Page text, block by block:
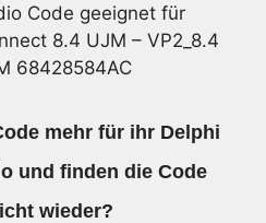
Code geeignet für
8.4 UJM – VP2_8.4
68428584AC
mehr für ihr Delphi
und finden die Code
wieder?